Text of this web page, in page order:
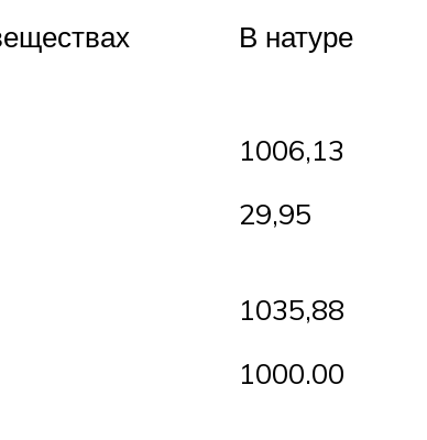
В натуре
1006,13
29,95
1035,88
1000.00